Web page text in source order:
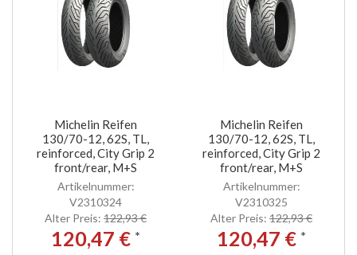
Michelin Reifen
130/70-12, 62S, TL,
reinforced, City Grip 2
front/rear, M+S
Artikelnummer:
V2310324
Alter Preis: 122,93 €
120,47 € *
Michelin Reifen
130/70-12, 62S, TL,
reinforced, City Grip 2
front/rear, M+S
Artikelnummer:
V2310325
Alter Preis: 122,93 €
120,47 € *